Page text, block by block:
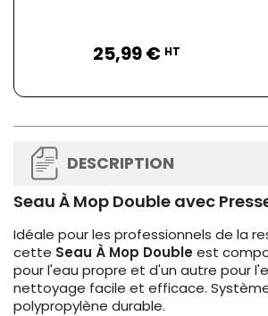
25,99 € HT
DESCRIPTION
Seau À Mop Double avec
Idéale pour les professionnels de la
cette Seau À Mop Doubleest
pour l'eau propre et d'un autre pour
nettoyage facile et efficace.
polypropylène durable.